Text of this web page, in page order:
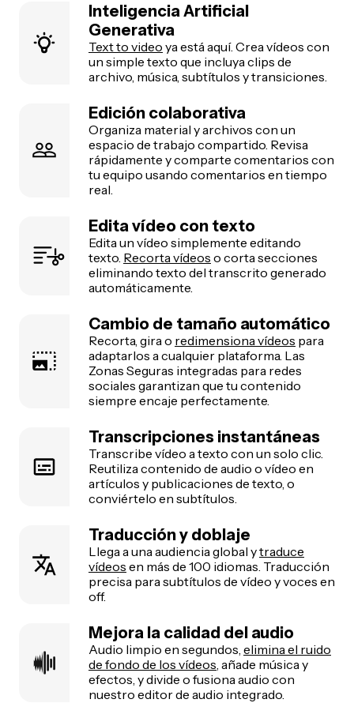
Inteligencia Artificial
Generativa
Text to video ya está aquí. Crea vídeos con
un simple texto que incluya clips de
archivo, música, subtítulos y transiciones.
Edición colaborativa
Organiza material y archivos con un
espacio de trabajo compartido. Revisa
rápidamente y comparte comentarios con
tu equipo usando comentarios en tiempo
real.
Edita vídeo con texto
Edita un vídeo simplemente editando
texto. Recorta vídeos o corta secciones
eliminando texto del transcrito generado
automáticamente.
Cambio de tamaño automático
Recorta, gira o redimensiona vídeos para
adaptarlos a cualquier plataforma. Las
Zonas Seguras integradas para redes
sociales garantizan que tu contenido
siempre encaje perfectamente.
Transcripciones instantáneas
Transcribe vídeo a texto con un solo clic.
Reutiliza contenido de audio o vídeo en
artículos y publicaciones de texto, o
conviértelo en subtítulos.
Traducción y doblaje
Llega a una audiencia global ytraduce
vídeos en más de 100 idiomas. Traducción
precisa para subtítulos de vídeo y voces en
off.
Mejora la calidad del audio
Audio limpio en segundos, elimina el ruido
de fondo de los vídeos , añade música y
efectos, y divide o fusiona audio con
nuestro editor de audio integrado.